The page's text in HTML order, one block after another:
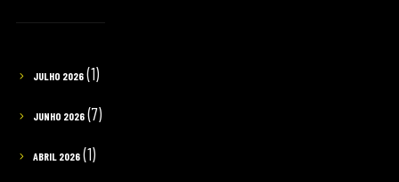
JULHO 2026(1)
JUNHO 2026(7)
ABRIL 2026(1)